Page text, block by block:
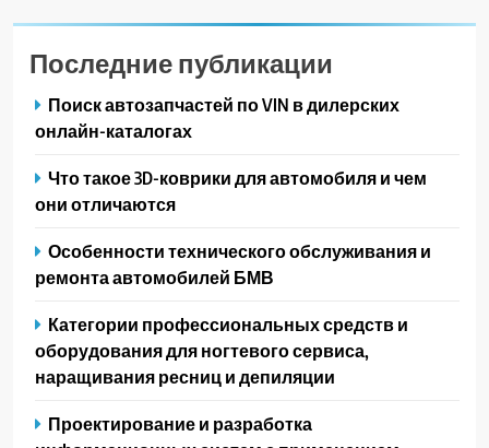
Последние публикации
Поиск автозапчастей по VIN в дилерских
онлайн-каталогах
Что такое 3D-коврики для автомобиля и чем
они отличаются
Особенности технического обслуживания и
ремонта автомобилей БМВ
Категории профессиональных средств и
оборудования для ногтевого сервиса,
наращивания ресниц и депиляции
Проектирование и разработка